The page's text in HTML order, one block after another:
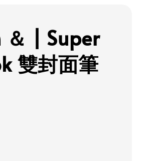
| Super
雙封面筆